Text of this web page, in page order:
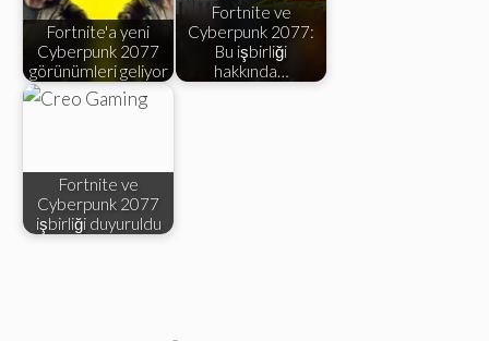
Fortnite'a yeni
Cyberpunk 2077
görünümleri geliyor
Fortnite ve
Cyberpunk 2077:
Bu işbirliği
hakkında…
Fortnite ve
Cyberpunk 2077
işbirliği duyuruldu